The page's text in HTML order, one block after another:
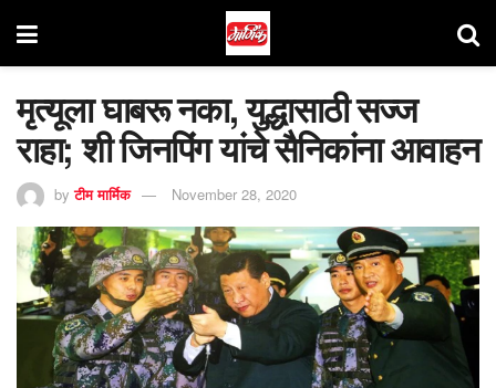
मृत्यूला घाबरू नका, युद्धासाठी सज्ज
राहा; शी जिनपिंग यांचे सैनिकांना आवाहन
by टीम मार्मिक November 28, 2020